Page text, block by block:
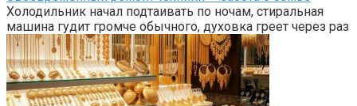
Холодильник начал подтаивать по ночам, стиральная
машина гудит громче обычного, духовка греет через раз